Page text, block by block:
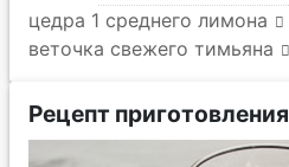
цедра 1 среднего лимона
веточка свежего тимьяна
Рецепт приготовления